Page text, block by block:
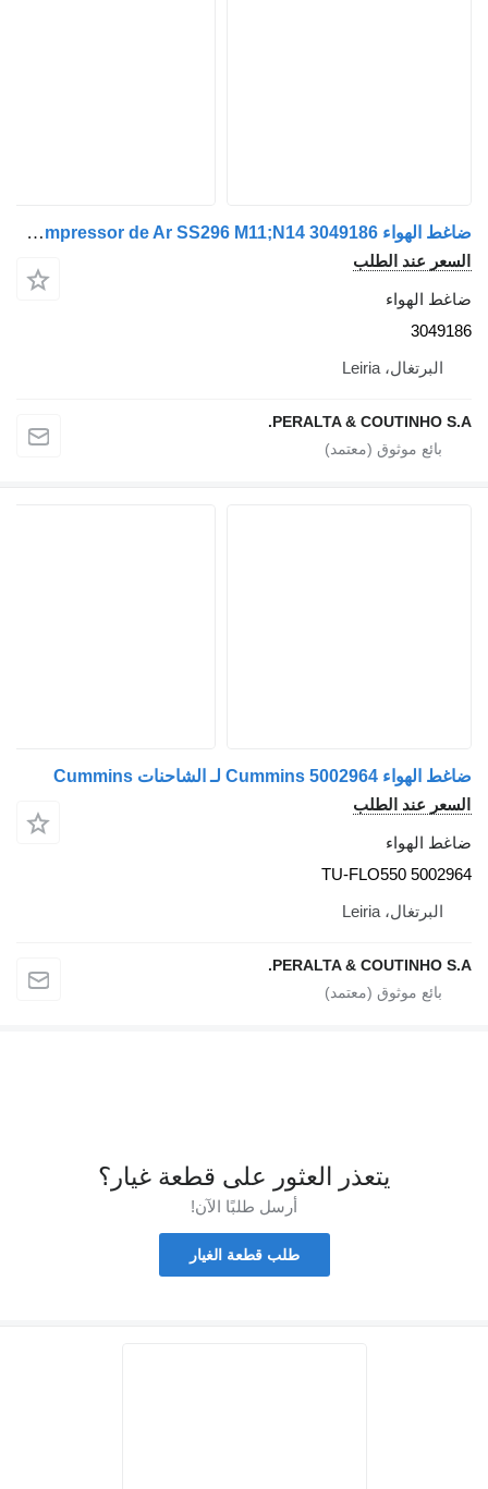
ضاغط الهواء Cummins M11 Compressor de Ar SS296 M11;N14 3049186 لـ الشاحنات Cummins
السعر عند الطلب
ضاغط الهواء
3049186
البرتغال، Leiria
PERALTA & COUTINHO S.A.
ضاغط الهواء Cummins 5002964 لـ الشاحنات Cummins
السعر عند الطلب
ضاغط الهواء
5002964 TU-FLO550
البرتغال، Leiria
PERALTA & COUTINHO S.A.
يتعذر العثور على قطعة غيار؟
أرسل طلبًا الآن!
طلب قطعة الغيار